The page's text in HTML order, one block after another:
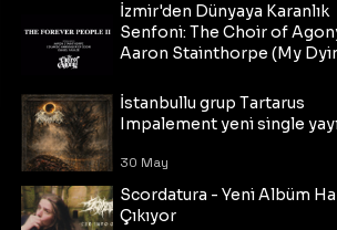
İzmir'den Dünyaya Karanlık
Senfoni: The Choir of
Aaron Stainthorpe (My
Tekli!
30 May
İstanbullu grup Tartarus
Impalement yeni single
30 May
Scordatura - Yeni Albüm
Çıkıyor